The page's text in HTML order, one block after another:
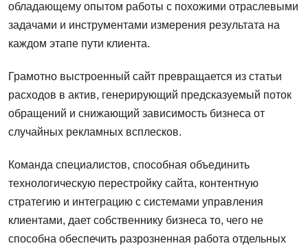
обладающему опытом работы с похожими отраслевыми
задачами и инструментами измерения результата на
каждом этапе пути клиента.
Грамотно выстроенный сайт превращается из статьи
расходов в актив, генерирующий предсказуемый поток
обращений и снижающий зависимость бизнеса от
случайных рекламных всплесков.
Команда специалистов, способная объединить
технологическую перестройку сайта, контентную
стратегию и интеграцию с системами управления
клиентами, дает собственнику бизнеса то, чего не
способна обеспечить разрозненная работа отдельных